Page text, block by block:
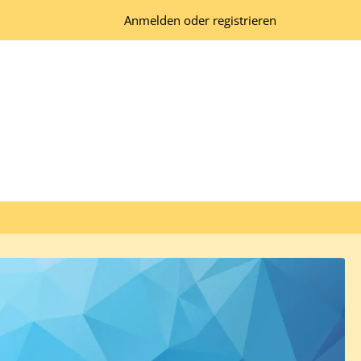
Anmelden oder registrieren